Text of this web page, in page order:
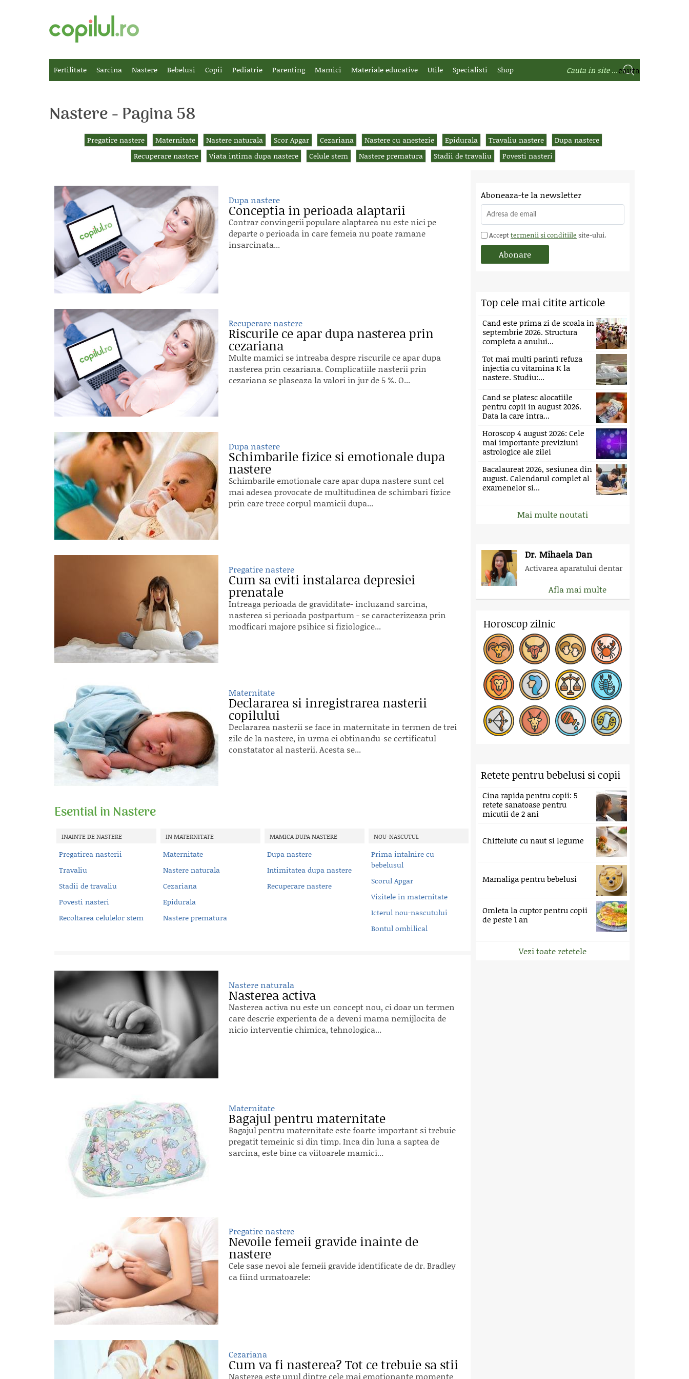
Fertilitate Sarcina Nastere Bebelusi Copii Pediatrie Parenting Mamici Materiale educative Utile Specialisti Shop
Nastere - Pagina 58
Pregatire nastere Maternitate Nastere naturala Scor Apgar Cezariana Nastere cu anestezie Epidurala Travaliu nastere
Dupa nastere
Recuperare nastere
Viata intima dupa nastere Celule stem Nastere prematura Stadii de travaliu Povesti nasteri
Dupa nastere
Conceptia in perioada alaptarii
Contrar convingerii populare alaptarea nu este nici pe
departe o perioada in care femeia nu poate ramane
insarcinata...
Recuperare nastere
Riscurile ce apar dupa nasterea prin
cezariana
Multe mamici se intreaba despre riscurile ce apar dupa
nasterea prin cezariana. Complicatiile nasterii prin
cezariana se plaseaza la valori in jur de 5 %. O...
Dupa nastere
Schimbarile fizice si emotionale dupa
nastere
Schimbarile emotionale care apar dupa nastere sunt cel
mai adesea provocate de multitudinea de schimbari fizice
prin care trece corpul mamicii dupa...
Pregatire nastere
Cum sa eviti instalarea depresiei
prenatale
Intreaga perioada de graviditate- incluzand sarcina,
nasterea si perioada postpartum - se caracterizeaza prin
modficari majore psihice si fiziologice...
Maternitate
Declararea si inregistrarea nasterii
copilului
Declararea nasterii se face in maternitate in termen de trei
zile de la nastere, in urma ei obtinandu-se certificatul
constatator al nasterii. Acesta se...
Esential in Nastere
INAINTE DE NASTERE
Pregatirea nasterii
Travaliu
Stadii de travaliu
Povesti nasteri
Recoltarea celulelor stem
IN MATERNITATE
Maternitate
Nastere naturala
Cezariana
Epidurala
Nastere prematura
MAMICA DUPA NASTERE
Dupa nastere
Intimitatea dupa nastere
Recuperare nastere
NOU-NASCUTUL
Prima intalnire cu
bebelusul
Scorul Apgar
Vizitele in maternitate
Icterul nou-nascutului
Bontul ombilical
Nastere naturala
Nasterea activa
Nasterea activa nu este un concept nou, ci doar un termen
care descrie experienta de a deveni mama nemijlocita de
nicio interventie chimica, tehnologica...
Maternitate
Bagajul pentru maternitate
Bagajul pentru maternitate este foarte important si trebuie
pregatit temeinic si din timp. Inca din luna a saptea de
sarcina, este bine ca viitoarele mamici...
Pregatire nastere
Nevoile femeii gravide inainte de
nastere
Cele sase nevoi ale femeii gravide identificate de dr. Bradley
ca fiind urmatoarele:
Cezariana
Cum va fi nasterea? Tot ce trebuie sa stii
Nasterea este unul dintre cele mai emotionante momente
Aboneaza-te la newsletter
Accepttermenii si conditiile site-ului.
Top cele mai citite articole
Cand este prima zi de scoala in
septembrie 2026. Structura
completa a anului...
Tot mai multi parinti refuza
injectia cu vitamina K la
nastere. Studiu:...
Cand se platesc alocatiile
pentru copii in august 2026.
Data la care intra...
Horoscop 4 august 2026: Cele
mai importante previziuni
astrologice ale zilei
Bacalaureat 2026, sesiunea din
august. Calendarul complet al
examenelor si...
Mai multe noutati
Dr. Mihaela Dan
Activarea aparatului dentar
Afla mai multe
Horoscop zilnic
Retete pentru bebelusi si copii
Cina rapida pentru copii: 5
retete sanatoase pentru
micutii de 2 ani
Chiftelute cu naut si legume
Mamaliga pentru bebelusi
Omleta la cuptor pentru copii
de peste 1 an
Vezi toate retetele